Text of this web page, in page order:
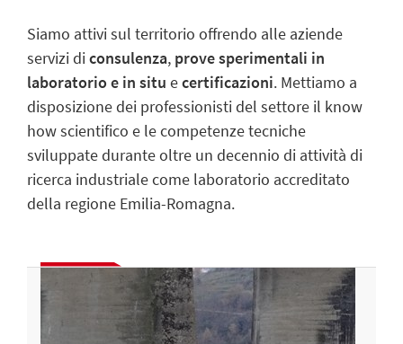
Siamo attivi sul territorio offrendo alle aziende
servizi diconsulenza, prove sperimentali in
laboratorio e in situ ecertificazioni. Mettiamo a
disposizione dei professionisti del settore il know
how scientifico e le competenze tecniche
sviluppate durante oltre un decennio di attività di
ricerca industriale come laboratorio accreditato
della regione Emilia-Romagna.